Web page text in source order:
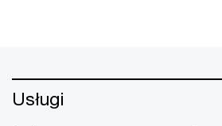
Usługi